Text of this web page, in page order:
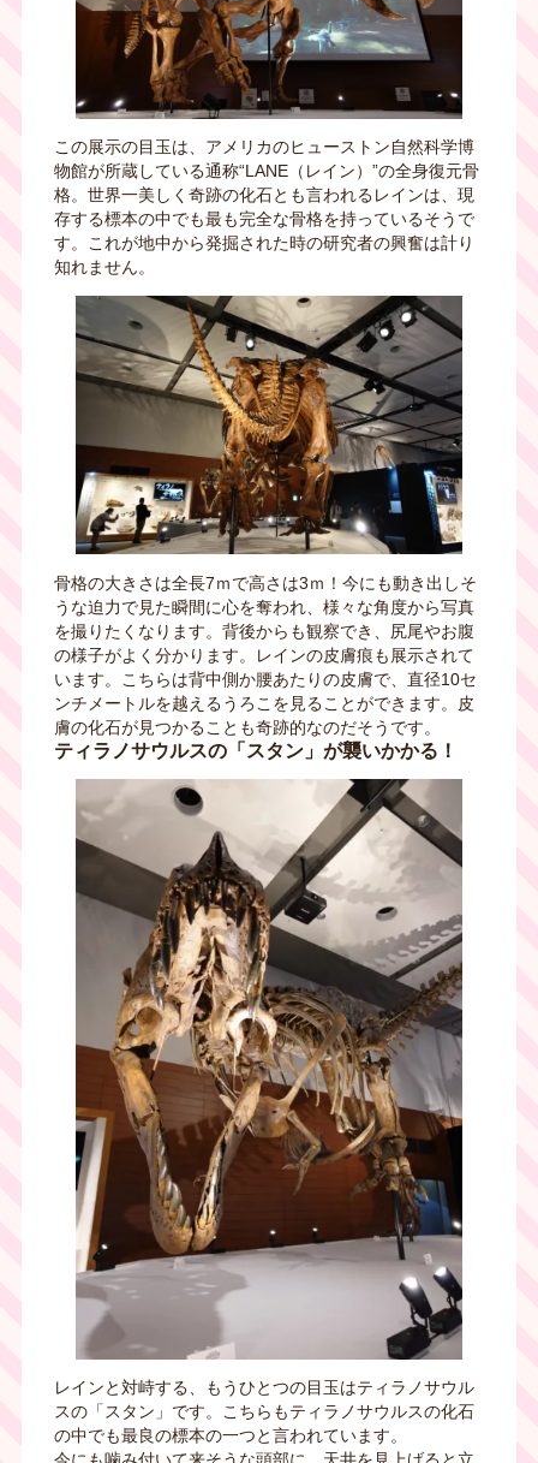
この展示の目玉は、アメリカのヒューストン自然科学博
物館が所蔵している通称“LANE（レイン）”の全身復元骨
格。世界一美しく奇跡の化石とも言われるレインは、現
存する標本の中でも最も完全な骨格を持っているそうで
す。これが地中から発掘された時の研究者の興奮は計り
知れません。
骨格の大きさは全長7ｍで高さは3ｍ！今にも動き出しそ
うな迫力で見た瞬間に心を奪われ、様々な角度から写真
を撮りたくなります。背後からも観察でき、尻尾やお腹
の様子がよく分かります。レインの皮膚痕も展示されて
います。こちらは背中側か腰あたりの皮膚で、直径10セ
ンチメートルを越えるうろこを見ることができます。皮
膚の化石が見つかることも奇跡的なのだそうです。
ティラノサウルスの「スタン」が襲いかかる！
レインと対峙する、もうひとつの目玉はティラノサウル
スの「スタン」です。こちらもティラノサウルスの化石
の中でも最良の標本の一つと言われています。